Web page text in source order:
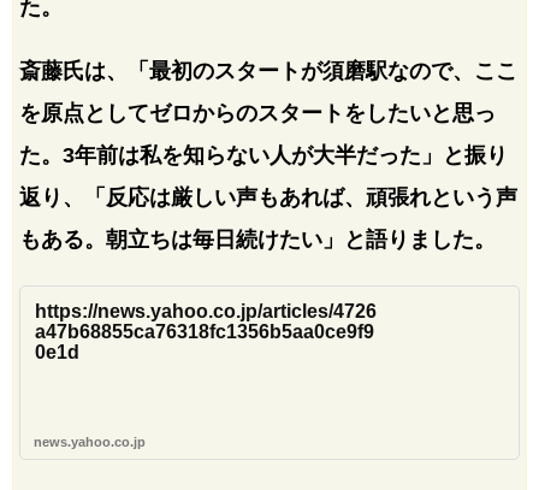
た。
斎藤氏は、「最初のスタートが須磨駅なので、ここ
を原点としてゼロからのスタートをしたいと思っ
た。3年前は私を知らない人が大半だった」と振り
返り、「反応は厳しい声もあれば、頑張れという声
もある。朝立ちは毎日続けたい」と語りました。
https://news.yahoo.co.jp/articles/4726
a47b68855ca76318fc1356b5aa0ce9f9
0e1d
news.yahoo.co.jp